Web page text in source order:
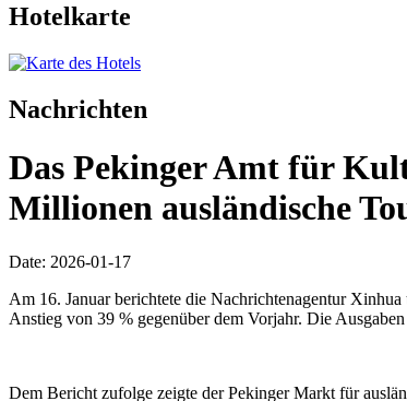
Hotelkarte
Nachrichten
Das Pekinger Amt für
Millionen ausländische
Date: 2026-01-17
Am 16. Januar berichtete die Nachrichtenagentur
Anstieg von 39 % gegenüber dem Vorjahr. Die
Dem Bericht zufolge zeigte der Pekinger Markt für